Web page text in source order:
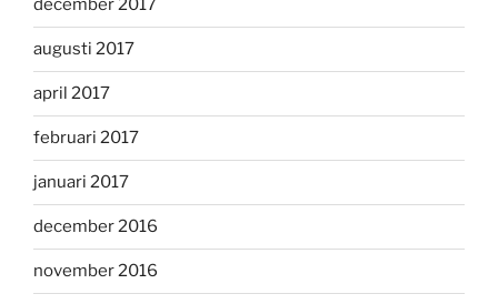
december 2017
augusti 2017
april 2017
februari 2017
januari 2017
december 2016
november 2016